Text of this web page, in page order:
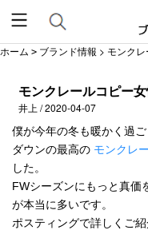
ホーム > ブランド情報 > モンク
モンクレールコピー
井上 / 2020-04-07
僕が今年の冬も暖かく過
ダウンの最高の モンクレ
した。
FWシーズンにもっと真価
が本当に多いです。
ポスティングで詳しくご